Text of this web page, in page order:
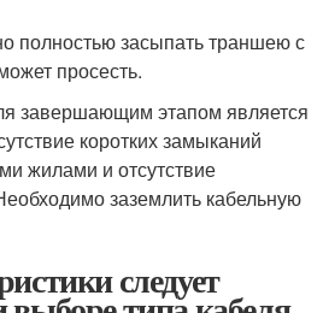
полностью засыпать траншею с
просесть.
завершающим этапом является
коротких замыканий
жилами и отсутствие
заземлить кабельную
следует